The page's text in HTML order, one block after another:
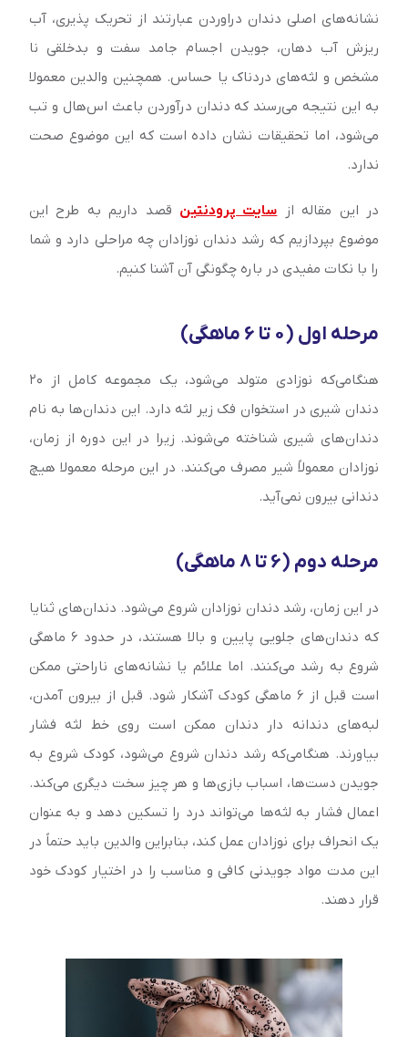
نشانه‌‌های اصلی دندان دراوردن عبارتند از تحریک پذیری، آب
ریزش آب د‌هان، جویدن اجسام جامد سفت و بدخلقی نا
مشخص و لثه‌‌های دردناک یا حساس. همچنین والدین معمولا
به این نتیجه می‌رسند که دندان درآوردن باعث اس‌هال و تب
می‌شود، اما تحقیقات نشان داده است که این موضوع صحت
ندارد.
در این مقاله ازسایت پرودنتین قصد داریم به طرح این
موضوع بپردازیم که رشد دندان نوزادان چه مراحلی دارد و شما
را با نکات مفیدی در باره چگونگی آن آشنا کنیم.
مرحله اول (0 تا 6 ماهگی)
هنگامی‌که نوزادی متولد می‌شود، یک مجموعه کامل از ۲۰
دندان شیری در استخوان فک زیر لثه دارد. این دندان‌‌ها به نام
دندان‌‌های شیری شناخته می‌شوند. زیرا در این دوره از زمان،
نوزادان معمولاً شیر مصرف می‌کنند. در این مرحله معمولا هیچ
دندانی بیرون نمی‌آید.
مرحله دوم (6 تا 8 ماهگی)
در این زمان، رشد دندان نوزادان شروع می‌شود. دندان‌های ثنایا
که دندان‌های جلویی پایین و بالا هستند، در حدود ۶ ماهگی
شروع به رشد می‌کنند. اما علائم یا نشانه‌‌های ناراحتی ممکن
است قبل از ۶ ماهگی کودک آشکار شود. قبل از بیرون آمدن،
لبه‌‌های دندانه دار دندان ممکن است روی خط لثه فشار
بیاورند. هنگامی‌که رشد دندان شروع می‌شود، کودک شروع به
جویدن دست‌‌ها، اسباب بازی‌‌ها و هر چیز سخت دیگری می‌کند.
اعمال فشار به لثه‌‌ها می‌تواند درد را تسکین دهد و به عنوان
یک انحراف برای نوزادان عمل کند، بنابراین والدین باید حتماً در
این مدت مواد جویدنی کافی و مناسب را در اختیار کودک خود
قرار دهند.